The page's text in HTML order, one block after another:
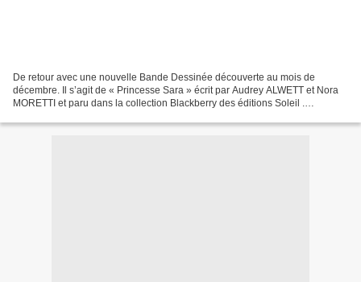
De retour avec une nouvelle Bande Dessinée découverte au mois de
décembre. Il s’agit de « Princesse Sara » écrit par Audrey ALWETT et Nora
MORETTI et paru dans la collection Blackberry des éditions Soleil .